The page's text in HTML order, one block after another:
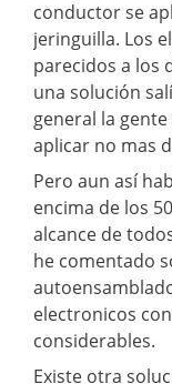
conductor se
jeringuilla. Los
parecidos a los
una solución
general la
aplicar no mas
Pero aun así
encima de los
alcance de
he comentado
electronicos
considerables.
Existe otra